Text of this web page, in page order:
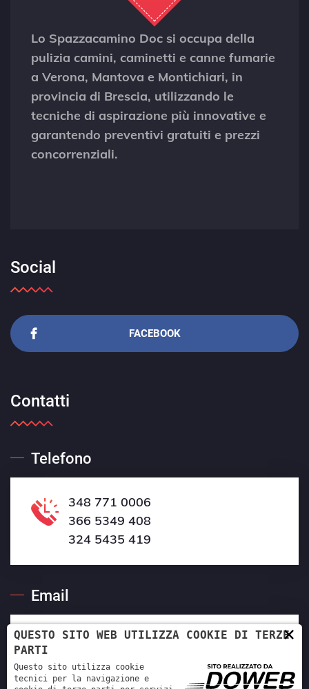
Lo Spazzacamino Doc si occupa della
pulizia camini, caminetti e canne fumarie
a Verona, Mantova e Montichiari, in
provincia di Brescia, utilizzando le
tecniche di aspirazione più innovative e
garantendo preventivi gratuiti e prezzi
concorrenziali.
Social
FACEBOOK
Contatti
Telefono
348 771 0006
366 5349 408
324 5435 419
Email
aleberga07@gmail.com ×
QUESTO SITO WEB UTILIZZA COOKIE DI TERZE
PARTI
Questo sito utilizza cookie
tecnici per la navigazione e